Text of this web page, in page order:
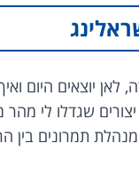
לאן יוצאים היום
שגדלו לי מהר
תמרונים בין